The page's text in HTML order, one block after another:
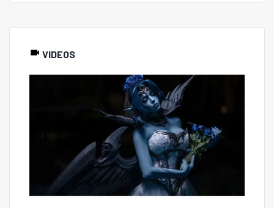
VIDEOS